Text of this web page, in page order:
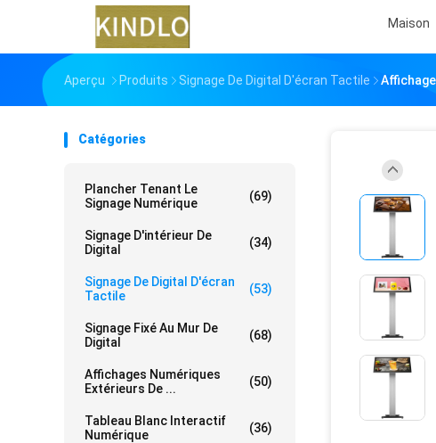
Maison
Aperçu Produits Signage De Digital D'écran Tactile
Catégories
Plancher Tenant Le
Signage Numérique
(69)
Signage D'intérieur De
Digital
(34)
Signage De Digital D'écran
Tactile
(53)
Signage Fixé Au Mur De
Digital
(68)
Affichages Numériques
Extérieurs De ...
(50)
Tableau Blanc Interactif
Numérique
(36)